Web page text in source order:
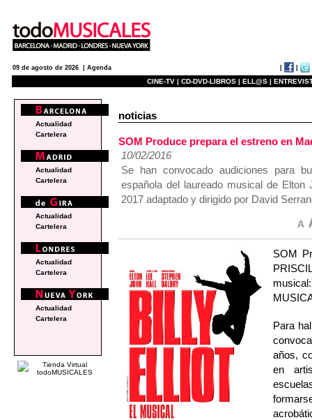
09 de agosto de 2026 | Agenda
CINE-TV | CD-DVD-LIBROS | ELL@S |
noticias
SOM Produce prepara el estreno en
10/02/2016
Se han convocado audiciones para
española del laureado musical de
2017 adaptado y dirigido por David
SOM
Para
años,
en
Actualidad
Cartelera
Actualidad
Cartelera
Actualidad
Cartelera
Actualidad
Cartelera
Actualidad
Cartelera